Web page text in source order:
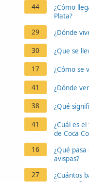
44
¿Cómo
Plata?
29
¿Dónde
30 ¿Que se
17 ¿Cómo se
41 ¿Dónde
38 ¿Qué
41
¿Cuál es
de Coca
16
¿Qué
avispas?
27
¿Cuántos